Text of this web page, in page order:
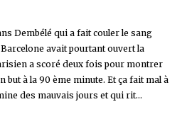
Dembélé qui a fait couler le sang
avait pourtant ouvert la
a scoré deux fois pour montrer
but à la 90 ème minute. Et ça fait mal à
des mauvais jours et qui rit...